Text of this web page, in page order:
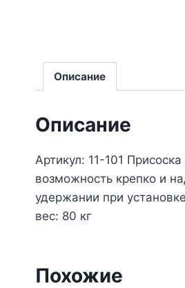
Описание
Описание
Артикул: 11-101
возможность крепко и
удержании при
вес: 80 кг
Похожие